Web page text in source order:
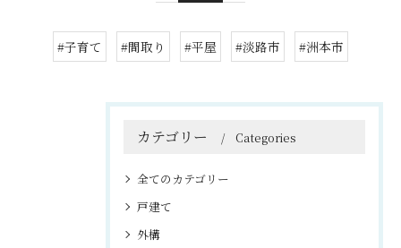
#子育て #間取り #平屋 #淡路市 #洲本市
カテゴリー Categories
全てのカテゴリー
戸建て
外構